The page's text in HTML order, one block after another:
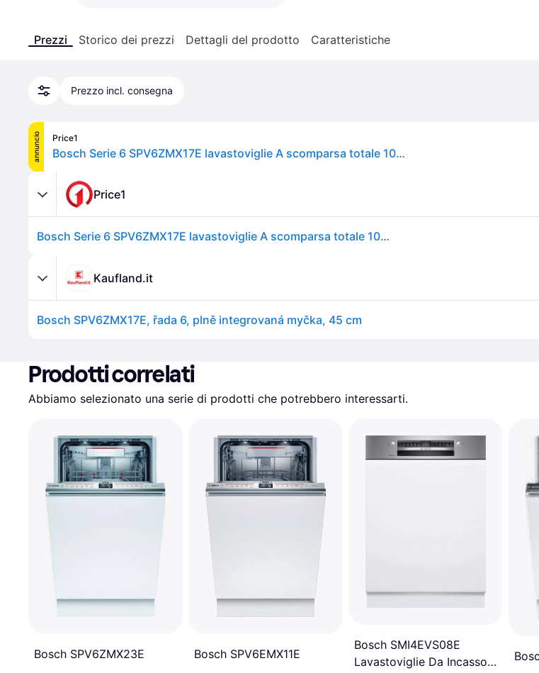
Prezzi Storico dei prezzi Dettagli del prodotto Caratteristiche
Prezzo incl. consegna
annuncio Price1
Bosch Serie 6 SPV6ZMX17E lavastoviglie A scomparsa totale 10 coperti C
Price1
Bosch Serie 6 SPV6ZMX17E lavastoviglie A scomparsa totale 10 coperti C
Kaufland.it
Bosch SPV6ZMX17E, řada 6, plně integrovaná myčka, 45 cm
Prodotti correlati
Abbiamo selezionato una serie di prodotti che potrebbero interessarti.
Bosch SPV6ZMX23E Bosch SPV6EMX11E
Bosch SMI4EVS08E
Lavastoviglie Da Incasso